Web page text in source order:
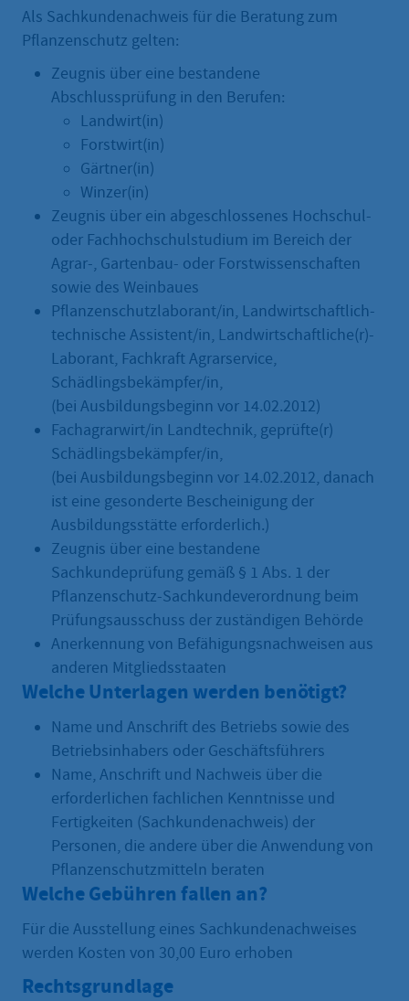
Als Sachkundenachweis für die Beratung zum
Pflanzenschutz gelten:
Zeugnis über eine bestandene
Abschlussprüfung in den Berufen:
Landwirt(in)
Forstwirt(in)
Gärtner(in)
Winzer(in)
Zeugnis über ein abgeschlossenes Hochschul-
oder Fachhochschulstudium im Bereich der
Agrar-, Gartenbau- oder Forstwissenschaften
sowie des Weinbaues
Pflanzenschutzlaborant/in, Landwirtschaftlich-
technische Assistent/in, Landwirtschaftliche(r)-
Laborant, Fachkraft Agrarservice,
Schädlingsbekämpfer/in,
(bei Ausbildungsbeginn vor 14.02.2012)
Fachagrarwirt/in Landtechnik, geprüfte(r)
Schädlingsbekämpfer/in,
(bei Ausbildungsbeginn vor 14.02.2012, danach
ist eine gesonderte Bescheinigung der
Ausbildungsstätte erforderlich.)
Zeugnis über eine bestandene
Sachkundeprüfung gemäß § 1 Abs. 1 der
Pflanzenschutz-Sachkundeverordnung beim
Prüfungsausschuss der zuständigen Behörde
Anerkennung von Befähigungsnachweisen aus
anderen Mitgliedsstaaten
Welche Unterlagen werden benötigt?
Name und Anschrift des Betriebs sowie des
Betriebsinhabers oder Geschäftsführers
Name, Anschrift und Nachweis über die
erforderlichen fachlichen Kenntnisse und
Fertigkeiten (Sachkundenachweis) der
Personen, die andere über die Anwendung von
Pflanzenschutzmitteln beraten
Welche Gebühren fallen an?
Für die Ausstellung eines Sachkundenachweises
werden Kosten von 30,00 Euro erhoben
Rechtsgrundlage